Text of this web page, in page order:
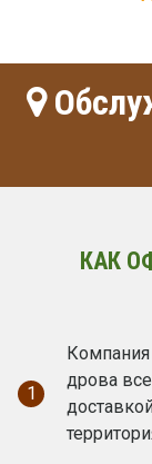
КАК
1
дрова